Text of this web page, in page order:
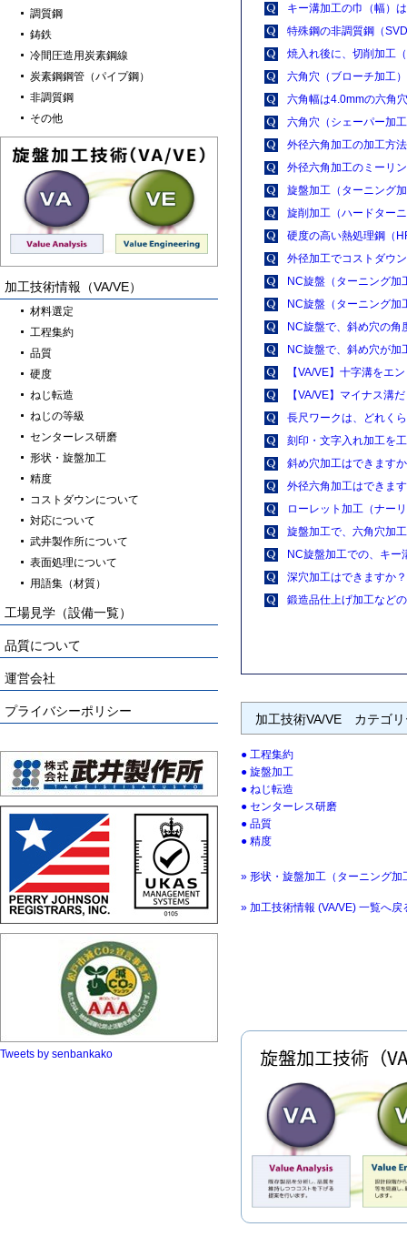
キー溝加工の巾（幅）
特殊鋼の非調質鋼（
焼入れ後に、切削加工
六角穴（ブローチ加工
六角幅は4.0mmの六角
六角穴（シェーパー加
外径六角加工の加工方
外径六角加工のミーリ
旋盤加工（ターニング
旋削加工（ハードター
硬度の高い熱処理鋼（
外径加工でコストダウ
NC旋盤（ターニング加
NC旋盤（ターニング加
NC旋盤で、斜め穴の角
NC旋盤で、斜め穴が加
【VA/VE】十字溝をエ
【VA/VE】マイナス溝
長尺ワークは、どれく
刻印・文字入れ加工を
斜め穴加工はできます
外径六角加工はできま
ローレット加工（ナー
旋盤加工で、六角穴加
NC旋盤加工での、キー
深穴加工はできますか？
鍛造品仕上げ加工など
加工技術VA/VE カテゴ
工程集約
旋盤加工
ねじ転造
センターレス研磨
品質
精度
» 形状・旋盤加工（ターニング加
» 加工技術情報 (VA/VE) 一覧へ戻
調質鋼
鋳鉄
冷間圧造用炭素鋼線
炭素鋼鋼管（パイプ鋼）
非調質鋼
その他
加工技術情報（VA/VE）
材料選定
工程集約
品質
硬度
ねじ転造
ねじの等級
センターレス研磨
形状・旋盤加工
精度
コストダウンについて
対応について
武井製作所について
表面処理について
用語集（材質）
工場見学（設備一覧）
品質について
運営会社
プライバシーポリシー
Tweets by senbankako